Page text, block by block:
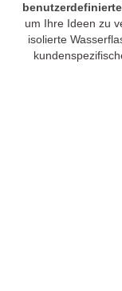
um Ihre Ideen zu
isolierte